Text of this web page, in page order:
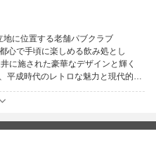
に位置する老舗パブクラブ
心で手頃に楽しめる飲み処とし
平成時代のレトロな魅力と現代的な
プライベートな集まりからビジネス
ナップを揃えています。時には現